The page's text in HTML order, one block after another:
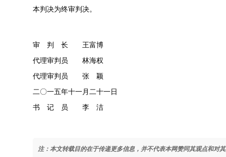
本判决为终审判决。
审 判 长 王富博
代理审判员 林海权
代理审判员 张 颖
二〇一五年十一月二十一日
书 记 员 李 洁
注：本文转载目的在于传递更多信息，并不代表本网赞同其观点和对